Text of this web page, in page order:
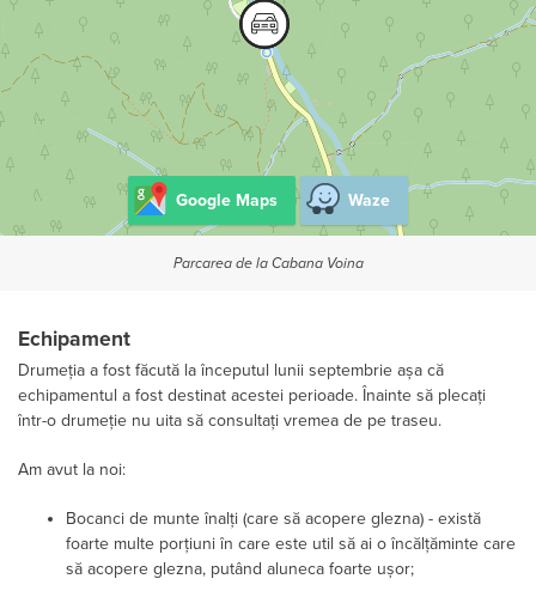
Google Maps Waze
Parcarea de la Cabana Voina
Echipament
Drumeția a fost făcută la începutul lunii septembrie așa că
echipamentul a fost destinat acestei perioade. Înainte să plecați
într-o drumeție nu uita să consultați vremea de pe traseu.
Am avut la noi:
Bocanci de munte înalți (care să acopere glezna) - există
foarte multe porțiuni în care este util să ai o încălțăminte care
să acopere glezna, putând aluneca foarte ușor;